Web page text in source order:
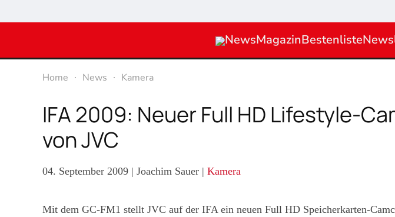
NewsMagazinBestenliste
Home News Kamera
IFA 2009: Neuer Full HD Lifestyle-
von JVC
04. September 2009 | Joachim Sauer | Kamera
Mit dem GC-FM1 stellt JVC auf der IFA ein neuen Full HD Speicherkarten-